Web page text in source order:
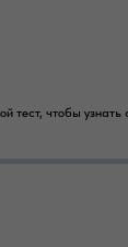
тест, чтобы узнать